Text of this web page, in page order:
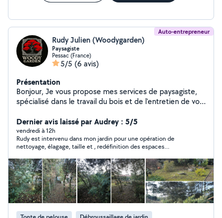
Auto-entrepreneur
Rudy Julien (Woodygarden)
Paysagiste
Pessac (France)
5/5 (6 avis)
Présentation
Bonjour, Je vous propose mes services de paysagiste,
spécialisé dans le travail du bois et de l'entretien de vos
d'expérience, je saurai répondre a vos attentes
Dernier avis laissé par Audrey : 5/5
vendredi à 12h
Rudy est intervenu dans mon jardin pour une opération de
nettoyage, élagage, taille et , redéfinition des espaces
échanges, fiable et très ponctuel. Il possède l’outillage adapté
aux travaux qui étaient prévus, il est sympathique très à
l’écoute et de bon conseil. le résultat est tout à fait conforme à
ce que je souhaitais. Son tarif est tout à fait conforme au prix
du marché. Je le recommande et referai appel à lui sans
hésiter.